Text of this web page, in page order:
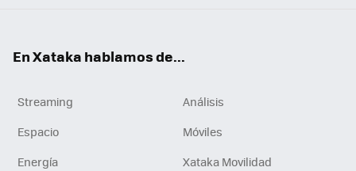
En Xataka hablamos de...
Streaming
Análisis
Espacio
Móviles
Energía
Xataka Movilidad